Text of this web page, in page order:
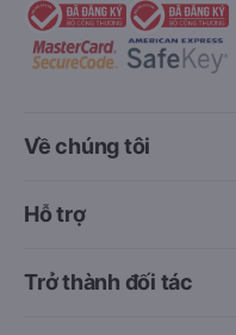
Về chúng tôi
Hỗ trợ
Trở thành đối tác